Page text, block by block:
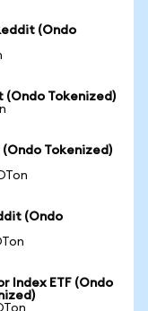
(Ondo
(Ondo Tokenized)
(Ondo Tokenized)
(Ondo
Index ETF (Ondo